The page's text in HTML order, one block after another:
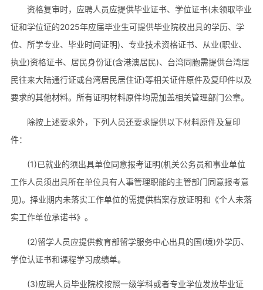
资格复审时，应聘人员应提供毕业证书、学位证书(未领取毕业
证和学位证的2025年应届毕业生可提供毕业院校出具的学历、学
位、所学专业、毕业时间证明)、专业技术资格证书、从业(职业、
执业)资格证书、居民身份证(含港澳居民)、台湾同胞需提供台湾居
民往来大陆通行证或台湾居民居住证)等相关证件原件及复印件以及
要求的其他材料。所有证明材料原件均需加盖相关管理部门公章。
除按上述要求外，下列人员还要求提供以下材料原件及复印
件：
(1)已就业的须出具单位同意报考证明(机关公务员和事业单位
工作人员须出具所在单位具有人事管理职能的主管部门同意报考意
见)。择业期内未落实工作单位的需提供档案存放证明和《个人未落
实工作单位承诺书》。
(2)留学人员应提供教育部留学服务中心出具的国(境)外学历、
学位认证书和课程学习成绩单。
(3)应聘人员毕业院校按照一级学科或者专业学位发放毕业证